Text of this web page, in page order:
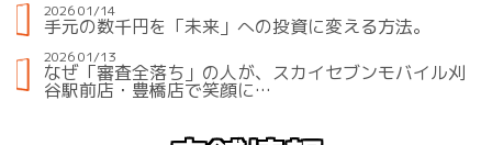
2026 01/14
手元の数千円を「未来」への投資に変える方法。
2026 01/13
なぜ「審査全落ち」の人が、スカイセブンモバイル刈
谷駅前店・豊橋店で笑顔に…